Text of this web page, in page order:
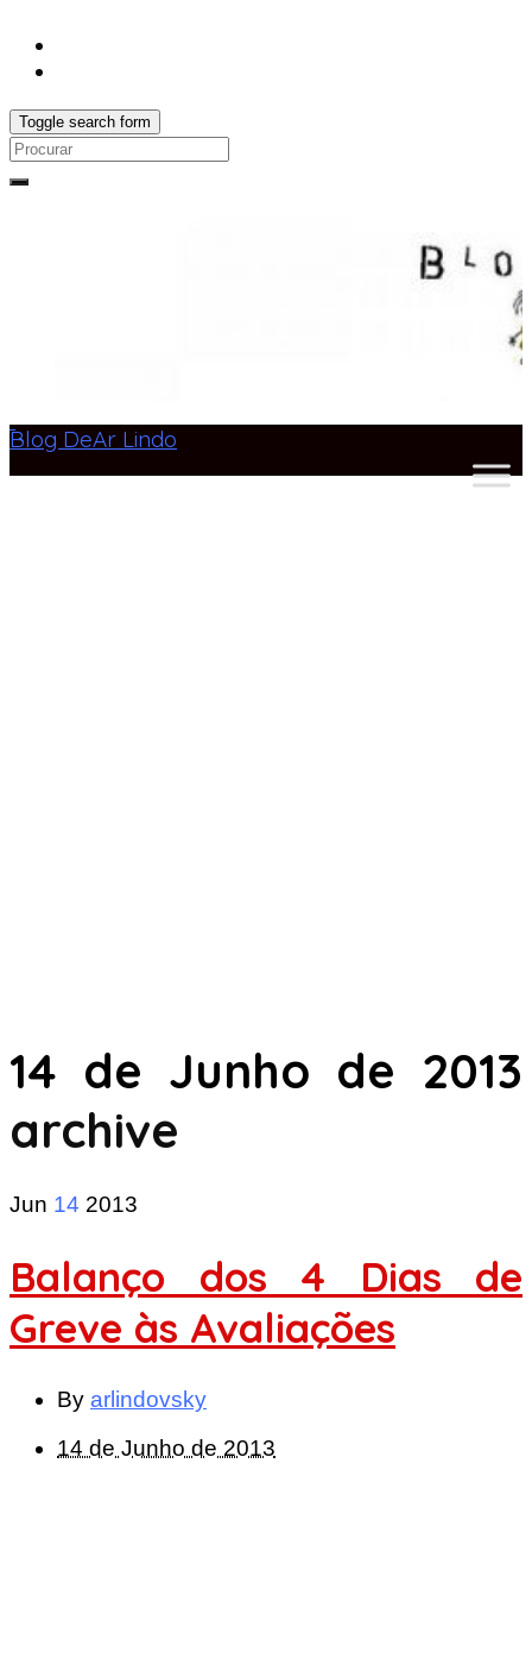
Toggle search form
Search
Blog DeAr Lindo
14 de Junho de 2013
archive
Jun 14 2013
Balanço dos 4 Dias de
Greve às Avaliações
By arlindovsky
14 de Junho de 2013